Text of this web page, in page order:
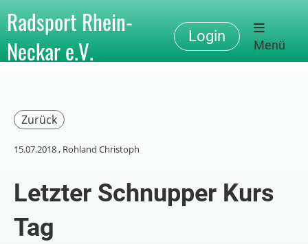
Radsport Rhein-
Neckar e.V.
Login
Menü
Zurück
15.07.2018, Rohland Christoph
Letzter Schnupper Kurs
Tag